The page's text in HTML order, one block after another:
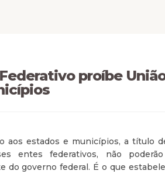
proíbe
aos estados e municípios, a título
entes federativos, não
do governo federal. É o que